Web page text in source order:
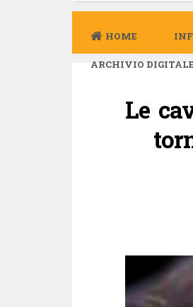
HOME
ARCHIVIO
Le